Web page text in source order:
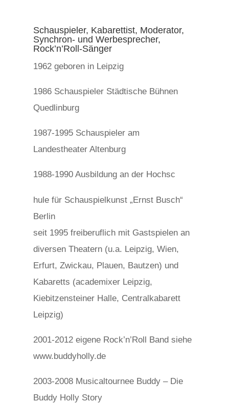
Schauspieler, Kabarettist, Moderator,
Synchron- und Werbesprecher,
Rock’n’Roll-Sänger
1962 geboren in Leipzig
1986 Schauspieler Städtische Bühnen
Quedlinburg
1987-1995 Schauspieler am
Landestheater Altenburg
1988-1990 Ausbildung an der Hochsc
osteopathe-nyon-cabinet-monney
hule für Schauspielkunst „Ernst Busch“
Berlin
seit 1995 freiberuflich mit Gastspielen an
diversen Theatern (u.a. Leipzig, Wien,
Erfurt, Zwickau, Plauen, Bautzen) und
Kabaretts (academixer Leipzig,
Kiebitzensteiner Halle, Centralkabarett
Leipzig)
2001-2012 eigene Rock’n’Roll Band siehe
www.buddyholly.de
2003-2008 Musicaltournee Buddy – Die
Buddy Holly Story